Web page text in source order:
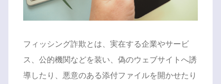
フィッシング詐欺とは、実在する企業やサービ
ス、公的機関などを装い、偽のウェブサイトへ誘
導したり、悪意のある添付ファイルを開かせたり